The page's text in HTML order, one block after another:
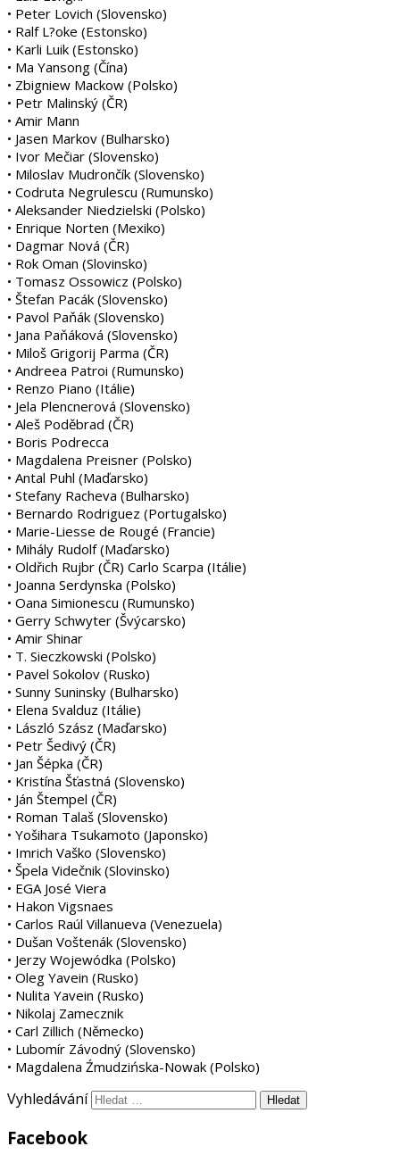
• Peter Lovich (Slovensko)
• Ralf L?oke (Estonsko)
• Karli Luik (Estonsko)
• Ma Yansong (Čína)
• Zbigniew Mackow (Polsko)
• Petr Malinský (ČR)
• Amir Mann
• Jasen Markov (Bulharsko)
• Ivor Mečiar (Slovensko)
• Miloslav Mudrončík (Slovensko)
• Codruta Negrulescu (Rumunsko)
• Aleksander Niedzielski (Polsko)
• Enrique Norten (Mexiko)
• Dagmar Nová (ČR)
• Rok Oman (Slovinsko)
• Tomasz Ossowicz (Polsko)
• Štefan Pacák (Slovensko)
• Pavol Paňák (Slovensko)
• Jana Paňáková (Slovensko)
• Miloš Grigorij Parma (ČR)
• Andreea Patroi (Rumunsko)
• Renzo Piano (Itálie)
• Jela Plencnerová (Slovensko)
• Aleš Poděbrad (ČR)
• Boris Podrecca
• Magdalena Preisner (Polsko)
• Antal Puhl (Maďarsko)
• Stefany Racheva (Bulharsko)
• Bernardo Rodriguez (Portugalsko)
• Marie-Liesse de Rougé (Francie)
• Mihály Rudolf (Maďarsko)
• Oldřich Rujbr (ČR) Carlo Scarpa (Itálie)
• Joanna Serdynska (Polsko)
• Oana Simionescu (Rumunsko)
• Gerry Schwyter (Švýcarsko)
• Amir Shinar
• T. Sieczkowski (Polsko)
• Pavel Sokolov (Rusko)
• Sunny Suninsky (Bulharsko)
• Elena Svalduz (Itálie)
• László Szász (Maďarsko)
• Petr Šedivý (ČR)
• Jan Šépka (ČR)
• Kristína Šťastná (Slovensko)
• Ján Štempel (ČR)
• Roman Talaš (Slovensko)
• Yošihara Tsukamoto (Japonsko)
• Imrich Vaško (Slovensko)
• Špela Videčnik (Slovinsko)
• EGA José Viera
• Hakon Vigsnaes
• Carlos Raúl Villanueva (Venezuela)
• Dušan Voštenák (Slovensko)
• Jerzy Wojewódka (Polsko)
• Oleg Yavein (Rusko)
• Nulita Yavein (Rusko)
• Nikolaj Zamecznik
• Carl Zillich (Německo)
• Lubomír Závodný (Slovensko)
• Magdalena Źmudzińska-Nowak (Polsko)
Vyhledávání
Facebook